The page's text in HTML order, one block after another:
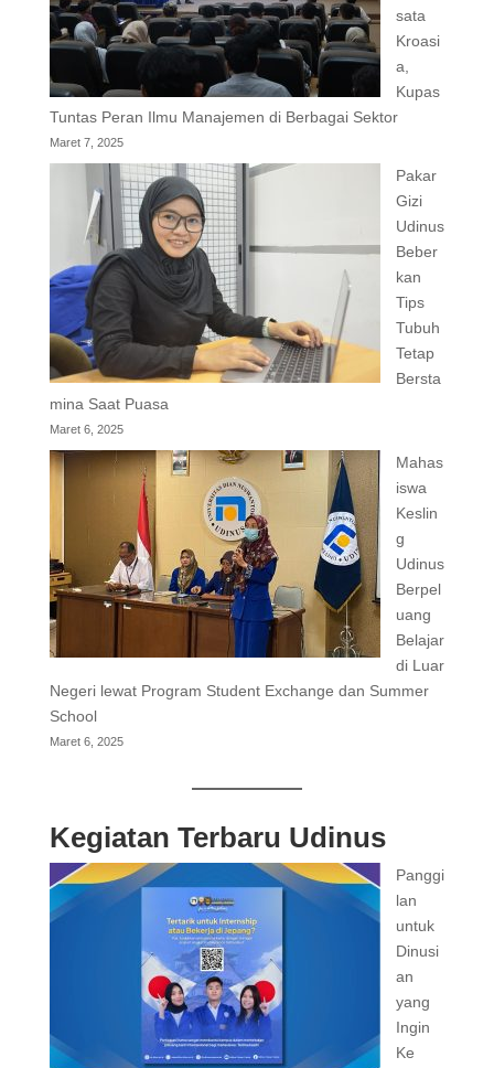
sata
Kroasi
a,
Kupas
Tuntas Peran Ilmu Manajemen di Berbagai Sektor
Maret 7, 2025
Pakar
Gizi
Udinus
Beber
kan
Tips
Tubuh
Tetap
Bersta
mina Saat Puasa
Maret 6, 2025
Mahas
iswa
Keslin
g
Udinus
Berpel
uang
Belajar
di Luar
Negeri lewat Program Student Exchange dan Summer
School
Maret 6, 2025
Kegiatan Terbaru Udinus
Panggi
lan
untuk
Dinusi
an
yang
Ingin
Ke